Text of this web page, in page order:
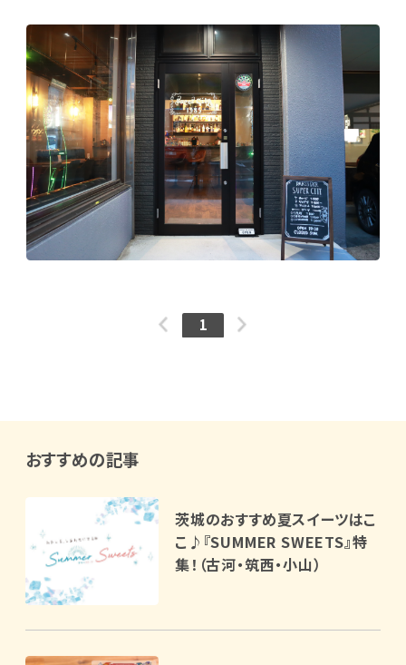
1
おすすめの記事
茨城のおすすめ夏スイーツはこ
こ♪『SUMMER SWEETS』特
集！（古河・筑西・小山）